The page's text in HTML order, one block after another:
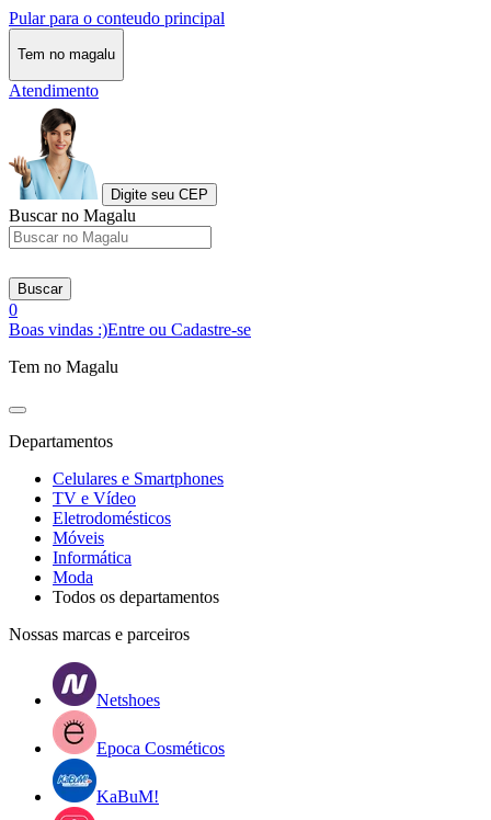
Pular para o conteudo principal
Tem no magalu
Atendimento
Digite seu CEP
Buscar no Magalu
Buscar
0
Boas vindas :)Entre ou Cadastre-se
Tem no Magalu
Departamentos
Celulares e Smartphones
TV e Vídeo
Eletrodomésticos
Móveis
Informática
Moda
Todos os departamentos
Nossas marcas e parceiros
Netshoes
Epoca Cosméticos
KaBuM!